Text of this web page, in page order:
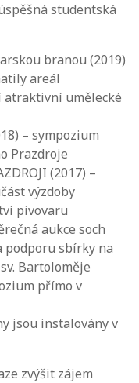
studentská
branou (2019)
areál
atraktivní umělecké
– sympozium
Prazdroje
(2017) –
výzdoby
pivovaru
aukce soch
podporu sbírky na
Bartoloměje
přímo v
jsou instalovány v
zvýšit zájem